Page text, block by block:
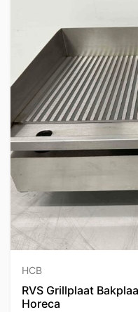
HCB
RVS Grillplaat
Horeca